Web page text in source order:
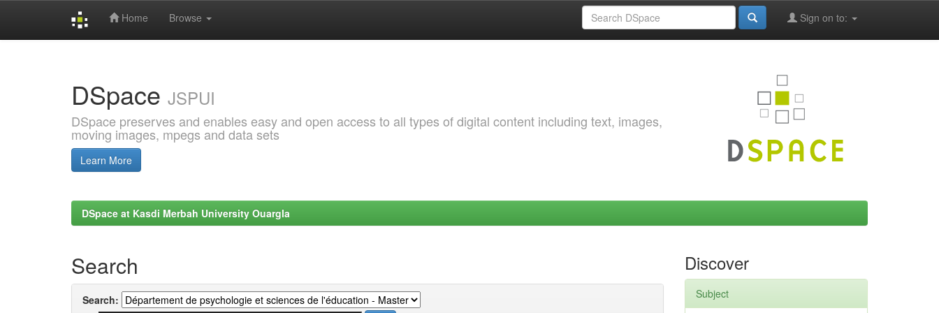
Home Browse Sign on to:
DSpace JSPUI
DSpace preserves and enables easy and open access to all types of digital content including text, images,
moving images, mpegs and data sets
Learn More
DSpace at Kasdi Merbah University Ouargla
Search
Search:
Discover
Subject